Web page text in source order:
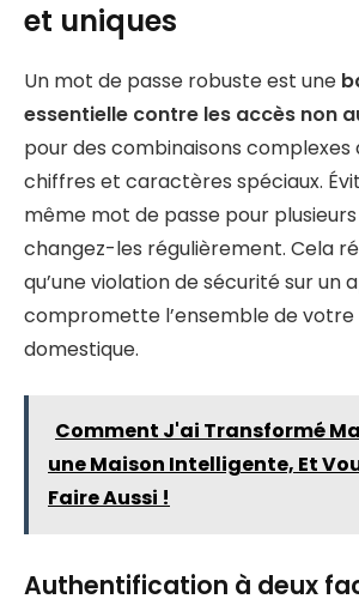
et uniques
Un mot de passe robuste est une
essentielle contre les accès non
pour des combinaisons complexes
chiffres et caractères spéciaux.
même mot de passe pour
changez-les régulièrement. Cela
qu’une violation de sécurité sur un
compromette l’ensemble de votre
domestique.
Comment J'ai Transformé
une Maison Intelligente, Et
Faire Aussi !
Authentification à deux